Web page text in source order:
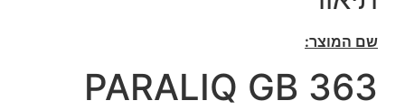
שם המוצר:
PARALIQ GB 363